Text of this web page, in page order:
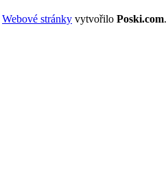
Webové stránky vytvořilo Poski.com